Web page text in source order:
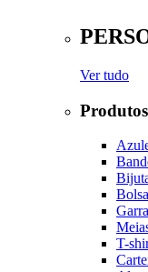
Ver tudo
Produtos
T-